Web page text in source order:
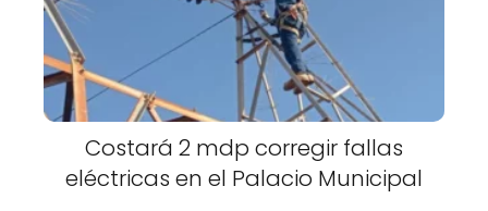
Costará 2 mdp corregir fallas
eléctricas en el Palacio Municipal